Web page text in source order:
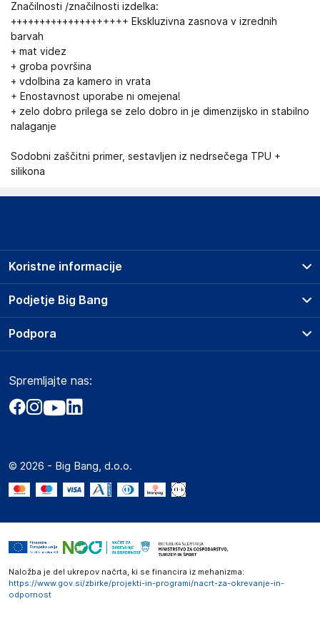
Značilnosti /značilnosti izdelka:
++++++++++++++++++++ Ekskluzivna zasnova v izrednih
barvah
+ mat videz
+ groba površina
+ vdolbina za kamero in vrata
+ Enostavnost uporabe ni omejena!
+ zelo dobro prilega se zelo dobro in je dimenzijsko in stabilno
nalaganje
Sodobni zaščitni primer, sestavljen iz nedrsečega TPU +
silikona
Podjetje Big Bang
O podjetju
Obvestila za javnost
Akt o digitalnih storitvah
Marketplace za partnerje
Novosti
Koristne informacije
Prodajna mesta
Storitve
Dostava, vnos in odvoz
Zavarovanje izdelkov
Podpora
Marketplace
Kako oddati naročilo?
Spremljajte nas:
© 2026 - Big Bang, d.o.o.
Naložba je del ukrepov načrta, ki se financira iz mehanizma:
https://www.gov.si/zbirke/projekti-in-programi/nacrt-za-okrevanje-in-
odpornost